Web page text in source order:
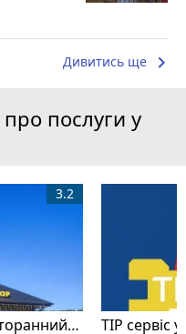
Дивитись ще keyboard_arrow_right
про послуги у
Золота підкова, готельно-ресторанний комплекс
3.2
ТІР сервіс